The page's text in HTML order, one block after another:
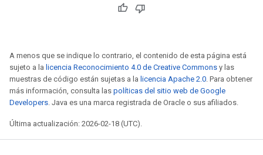
A menos que se indique lo contrario, el contenido de esta página está
sujeto a la licencia Reconocimiento 4.0 de Creative Commons y las
muestras de código están sujetas a la licencia Apache 2.0. Para obtener
más información, consulta las políticas del sitio web de Google
Developers. Java es una marca registrada de Oracle o sus afiliados.
Última actualización: 2026-02-18 (UTC).